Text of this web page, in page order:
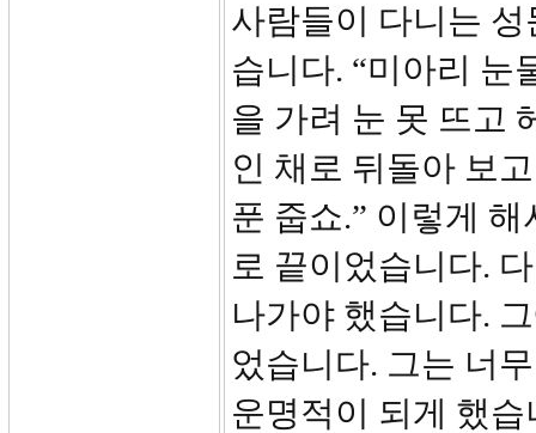
사람들이 다니는
습니다. “미아리 눈
을 가려 눈 못 뜨고
인 채로 뒤돌아 보
푼 줍쇼.” 이렇게
로 끝이었습니다.
나가야 했습니다.
었습니다. 그는 너
운명적이 되게 했습